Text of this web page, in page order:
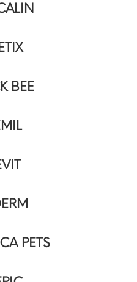
BEE
PETS